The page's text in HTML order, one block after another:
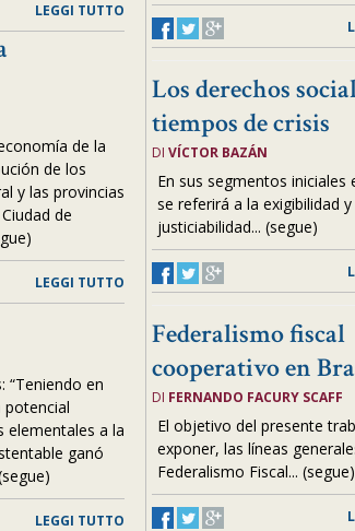
LEGGI TUTTO
de la
de los
y las provincias
de
LEGGI TUTTO
“Teniendo en
potencial
elementales a la
ganó
LEGGI TUTTO
Los derechos
tiempos de crisis
DI VÍCTOR BAZÁN
En sus segmentos iniciales
se referirá a la exigibilidad y
justiciabilidad... (segue)
Federalismo fiscal
cooperativo en
DI FERNANDO FACURY SCAFF
El objetivo del presente
exponer, las líneas
Federalismo Fiscal... (segue)